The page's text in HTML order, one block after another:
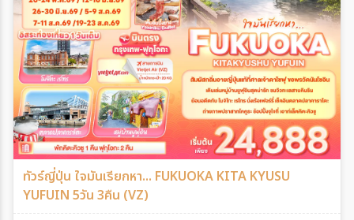
ทัวร์ญี่ปุ่น ใจมันเรียกหา... FUKUOKA KITA KYUSU
YUFUIN 5วัน 3คืน (VZ)